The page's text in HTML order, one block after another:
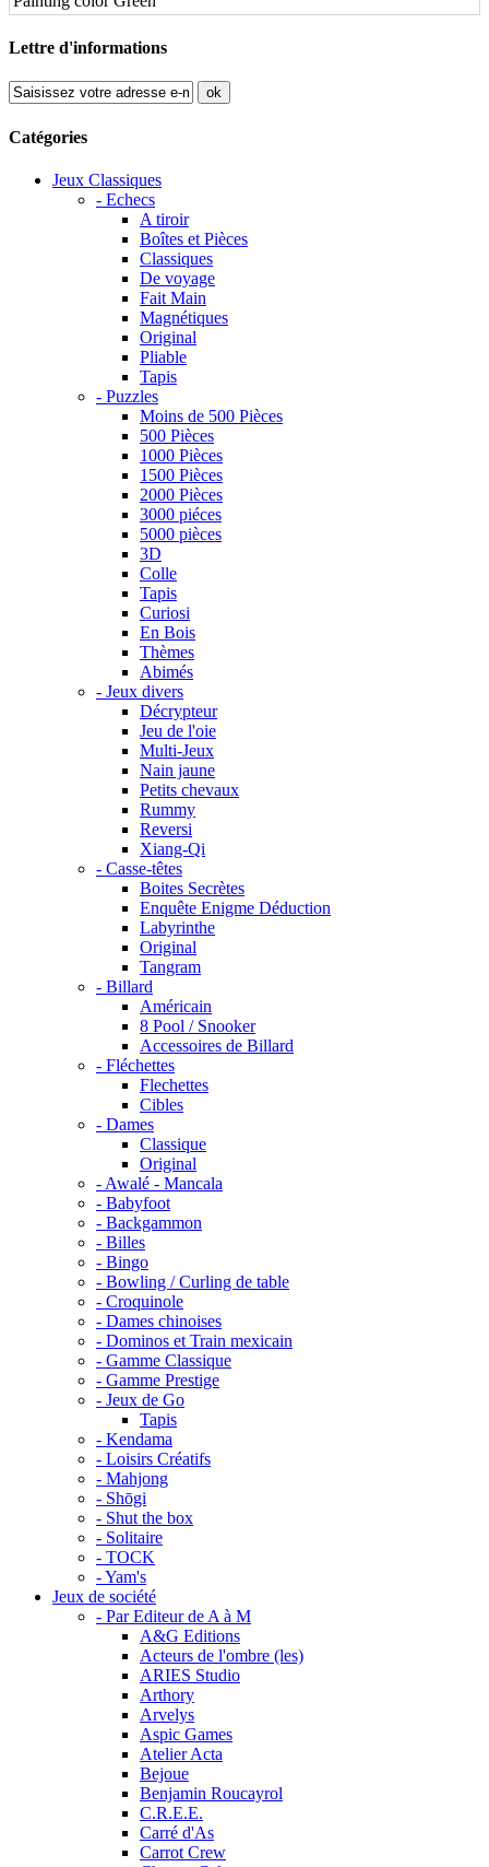
Lettre d'informations
ok
Catégories
Jeux Classiques
- Echecs
A tiroir
Boîtes et Pièces
Classiques
De voyage
Fait Main
Magnétiques
Original
Pliable
Tapis
- Puzzles
Moins de 500 Pièces
500 Pièces
1000 Pièces
1500 Pièces
2000 Pièces
3000 piéces
5000 pièces
3D
Colle
Tapis
Curiosi
En Bois
Thèmes
Abimés
- Jeux divers
Décrypteur
Jeu de l'oie
Multi-Jeux
Nain jaune
Petits chevaux
Rummy
Reversi
Xiang-Qi
- Casse-têtes
Boites Secrètes
Enquête Enigme Déduction
Labyrinthe
Original
Tangram
- Billard
Américain
8 Pool / Snooker
Accessoires de Billard
- Fléchettes
Flechettes
Cibles
- Dames
Classique
Original
- Awalé - Mancala
- Babyfoot
- Backgammon
- Billes
- Bingo
- Bowling / Curling de table
- Croquinole
- Dames chinoises
- Dominos et Train mexicain
- Gamme Classique
- Gamme Prestige
- Jeux de Go
Tapis
- Kendama
- Loisirs Créatifs
- Mahjong
- Shōgi
- Shut the box
- Solitaire
- TOCK
- Yam's
Jeux de société
- Par Editeur de A à M
A&G Editions
Acteurs de l'ombre (les)
ARIES Studio
Arthory
Arvelys
Aspic Games
Atelier Acta
Bejoue
Benjamin Roucayrol
C.R.E.E.
Carré d'As
Carrot Crew